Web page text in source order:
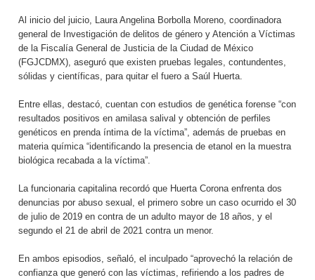
Al inicio del juicio, Laura Angelina Borbolla Moreno, coordinadora
general de Investigación de delitos de género y Atención a Víctimas
de la Fiscalía General de Justicia de la Ciudad de México
(FGJCDMX), aseguró que existen pruebas legales, contundentes,
sólidas y científicas, para quitar el fuero a Saúl Huerta.
Entre ellas, destacó, cuentan con estudios de genética forense “con
resultados positivos en amilasa salival y obtención de perfiles
genéticos en prenda íntima de la víctima”, además de pruebas en
materia química “identificando la presencia de etanol en la muestra
biológica recabada a la víctima”.
La funcionaria capitalina recordó que Huerta Corona enfrenta dos
denuncias por abuso sexual, el primero sobre un caso ocurrido el 30
de julio de 2019 en contra de un adulto mayor de 18 años, y el
segundo el 21 de abril de 2021 contra un menor.
En ambos episodios, señaló, el inculpado “aprovechó la relación de
confianza que generó con las víctimas, refiriendo a los padres de